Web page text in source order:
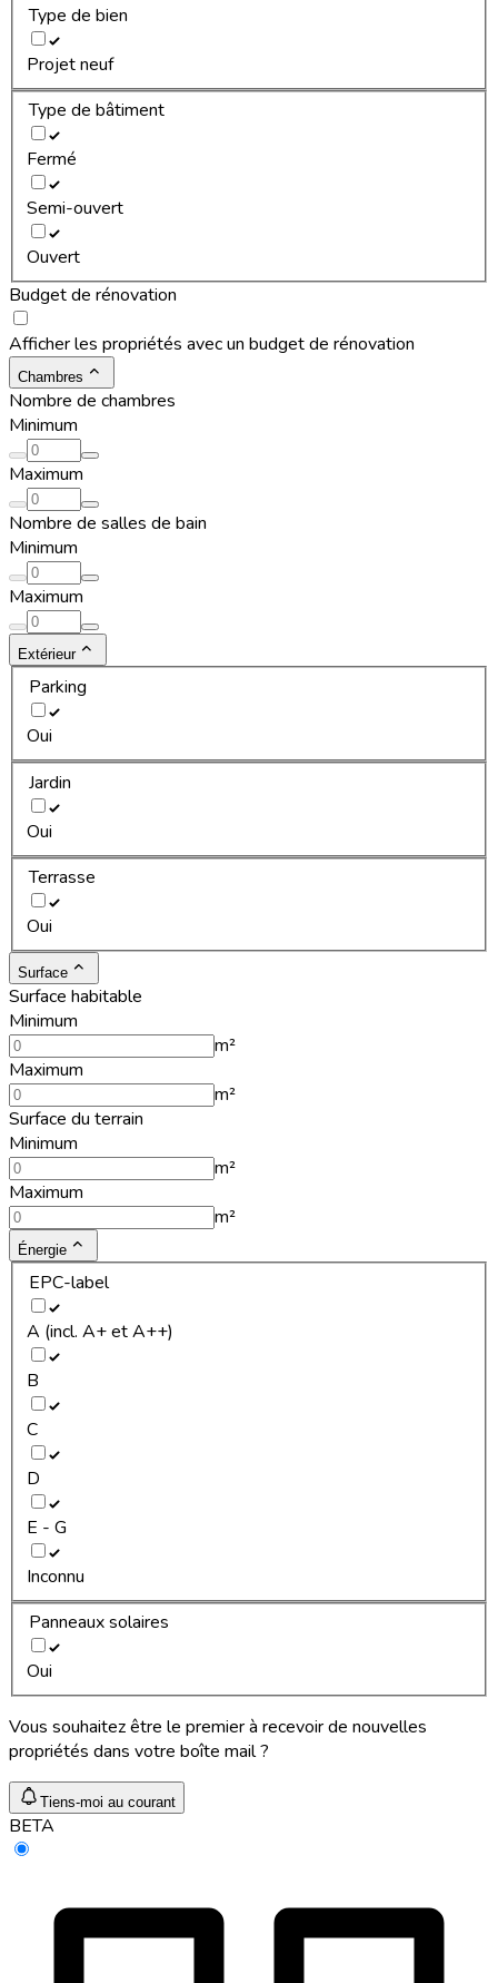
Type de bien
Projet neuf
Type de bâtiment
Fermé
Semi-ouvert
Ouvert
Budget de rénovation
Afficher les propriétés avec un budget de rénovation
Chambres
Nombre de chambres
Minimum
Maximum
Nombre de salles de bain
Minimum
Maximum
Extérieur
Parking
Oui
Jardin
Oui
Terrasse
Oui
Surface
Surface habitable
Minimum
m²
Maximum
m²
Surface du terrain
Minimum
m²
Maximum
m²
Énergie
EPC-label
A (incl. A+ et A++)
B
C
D
E - G
Inconnu
Panneaux solaires
Oui
Vous souhaitez être le premier à recevoir de nouvelles
propriétés dans votre boîte mail ?
Tiens-moi au courant
BETA